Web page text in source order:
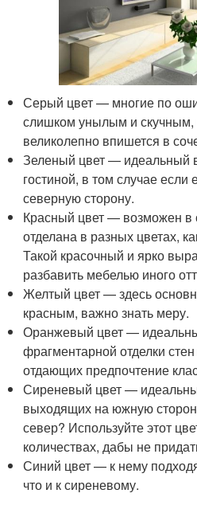
Серый цвет — многие по
слишком унылым и скучным,
великолепно впишется в
Зеленый цвет — идеальный
гостиной, в том случае
северную сторону.
Красный цвет — возможен в
отделана в разных цветах,
Такой красочный и ярко
разбавить мебелью иного
Желтый цвет — здесь
красным, важно знать меру.
Оранжевый цвет —
фрагментарной отделки
отдающих предпочтение
Сиреневый цвет —
выходящих на южную
север? Используйте этот
количествах, дабы не
Синий цвет — к нему
что и к сиреневому.